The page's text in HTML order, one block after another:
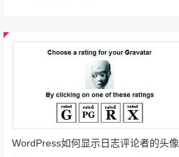
WordPress如何显示日志评论者的头像